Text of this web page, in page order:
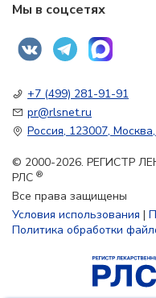
Мы в соцсетях
+7 (499) 281-91-91
pr@rlsnet.ru
Россия, 123007,
© 2000-2026. РЕГИСТР
РЛС ®
Все права защищены
Условия использования |
Политика обработки